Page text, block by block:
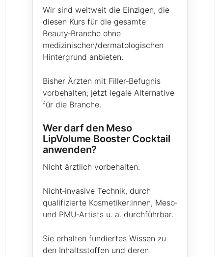
Wir sind weltweit die Einzigen, die
diesen Kurs für die gesamte
Beauty‑Branche ohne
medizinischen/dermatologischen
Hintergrund anbieten.
Bisher Ärzten mit Filler‑Befugnis
vorbehalten; jetzt legale Alternative
für die Branche.
Wer darf den Meso
LipVolume Booster Cocktail
anwenden?
Nicht ärztlich vorbehalten.
Nicht‑invasive Technik, durch
qualifizierte Kosmetiker:innen, Meso‑
und PMU‑Artists u. a. durchführbar.
Sie erhalten fundiertes Wissen zu
den Inhaltsstoffen und deren